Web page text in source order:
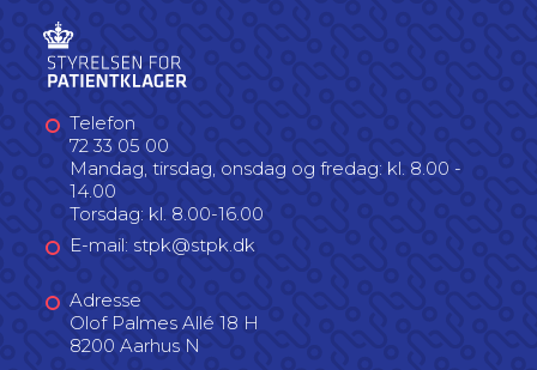
Telefon
72 33 05 00
Mandag, tirsdag, onsdag og fredag: kl. 8.00 -
14.00
Torsdag: kl. 8.00-16.00
E-mail: stpk@stpk.dk
Adresse
Olof Palmes Allé 18 H
8200 Aarhus N